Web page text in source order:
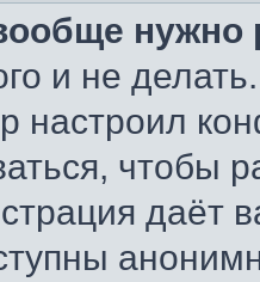
нужно
и не
настроил
чтобы
даёт